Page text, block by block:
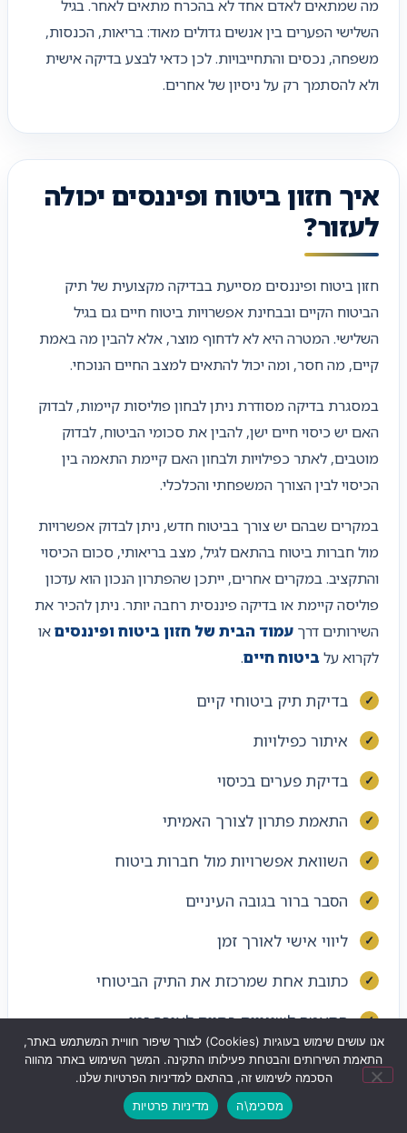
מה שמתאים לאדם אחד לא בהכרח מתאים לאחר. בגיל
השלישי הפערים בין אנשים גדולים מאוד: בריאות, הכנסות,
משפחה, נכסים והתחייבויות. לכן כדאי לבצע בדיקה אישית
ולא להסתמך רק על ניסיון של אחרים.
איך חזון ביטוח ופיננסים יכולה
לעזור?
חזון ביטוח ופיננסים מסייעת בבדיקה מקצועית של תיק
הביטוח הקיים ובבחינת אפשרויות ביטוח חיים גם בגיל
השלישי. המטרה היא לא לדחוף מוצר, אלא להבין מה באמת
קיים, מה חסר, ומה יכול להתאים למצב החיים הנוכחי.
במסגרת בדיקה מסודרת ניתן לבחון פוליסות קיימות, לבדוק
האם יש כיסוי חיים ישן, להבין את סכומי הביטוח, לבדוק
מוטבים, לאתר כפילויות ולבחון האם קיימת התאמה בין
הכיסוי לבין הצורך המשפחתי והכלכלי.
במקרים שבהם יש צורך בביטוח חדש, ניתן לבדוק אפשרויות
מול חברות ביטוח בהתאם לגיל, מצב בריאותי, סכום הכיסוי
והתקציב. במקרים אחרים, ייתכן שהפתרון הנכון הוא עדכון
פוליסה קיימת או בדיקה פיננסית רחבה יותר. ניתן להכיר את
השירותים דרך עמוד הבית של חזון ביטוח ופיננסיםאו
לקרוא עלביטוח חיים.
בדיקת תיק ביטוחי קיים
איתור כפילויות
בדיקת פערים בכיסוי
התאמת פתרון לצורך האמיתי
השוואת אפשרויות מול חברות ביטוח
הסבר ברור בגובה העיניים
ליווי אישי לאורך זמן
כתובת אחת שמרכזת את התיק הביטוחי
התאמה לשינויים בחיים לאורך זמן
לחצו לחיוג
אנו עושים שימוש בעוגיות (Cookies) לצורך שיפור חוויית המשתמש באתר,
התאמת השירותים והבטחת פעילותו התקינה. המשך השימוש באתר מהווה
הסכמה לשימוש זה, בהתאם למדיניות הפרטיות שלנו.
מסכימ\ה
מדיניות פרטיות